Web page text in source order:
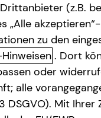
(z.B.
„Alle
zu den
. Dort
oder
alle
DSGVO). Mit